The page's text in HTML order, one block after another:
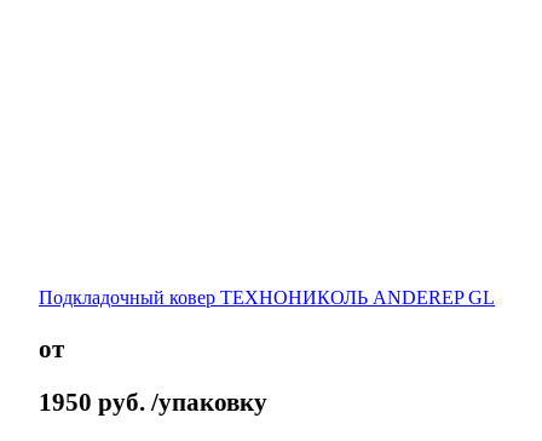
Подкладочный ковер ТЕХНОНИКОЛЬ ANDEREP GL
от
1950 руб. /упаковку